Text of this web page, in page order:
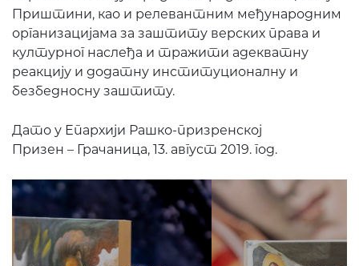
Приштини, као и релевантним међународним
организацијама за заштиту верских права и
културног наслеђа и тражити адекватну
реакцију и додатну институционалну и
безбедносну заштиту.
Дато у Епархији Рашко-призренској
Призен – Грачаница, 13. август 2019. год.